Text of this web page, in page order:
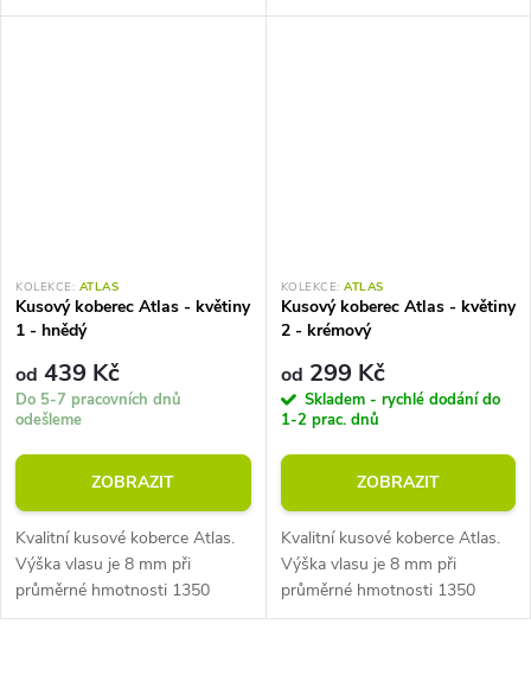
g/m2. Vhodné do místností s
g/m2. Vhodné do místností s
KOLEKCE: ATLAS
Kusový koberec Atlas - květiny
1 - hnědý
od 439 Kč
Do 5-7 pracovních dnů
odešleme
ZOBRAZIT
Kvalitní kusové koberce Atlas.
Výška vlasu je 8 mm při
průměrné hmotnosti 1350
g/m2. Vhodné do místností s
KOLEKCE: ATLAS
Kusový koberec Atlas - květiny
2 - krémový
od 299 Kč
Skladem - rychlé dodání do
1-2 prac. dnů
ZOBRAZIT
Kvalitní kusové koberce Atlas.
Výška vlasu je 8 mm při
průměrné hmotnosti 1350
g/m2. Vhodné do místností s